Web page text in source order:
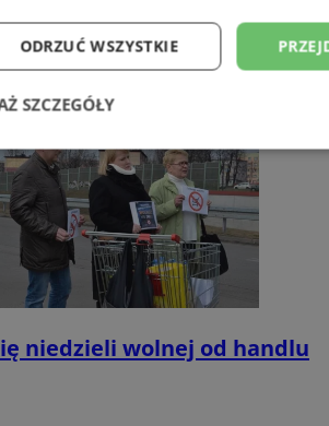
niedzieli wolnej od handlu
ODRZUĆ WSZYSTKIE
SZCZEGÓŁY
Wydajność
Niesklasyfikowane